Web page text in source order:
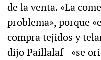
de la venta. «La
problema», porque
compra tejidos y
dijo Paillalaf– «se